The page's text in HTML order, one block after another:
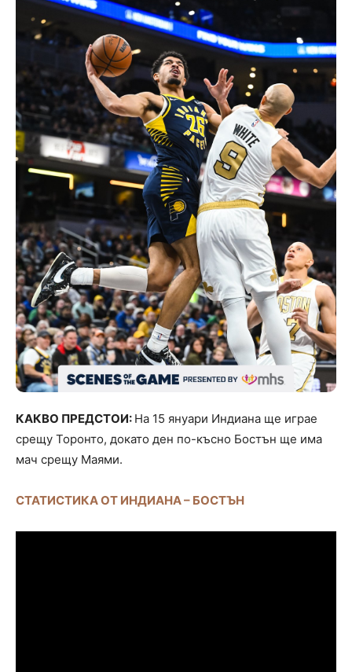
КАКВО ПРЕДСТОИ: На 15 януари Индиана ще играе
срещу Торонто, докато ден по-късно Бостън ще има
мач срещу Маями.
СТАТИСТИКА ОТ ИНДИАНА – БОСТЪН